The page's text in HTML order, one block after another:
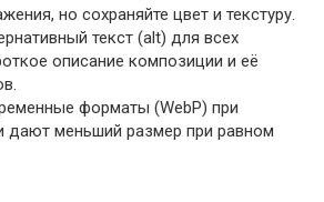
но сохраняйте цвет и текстуру.
текст (alt) для всех
описание композиции и её
форматы (WebP) при
меньший размер при равном